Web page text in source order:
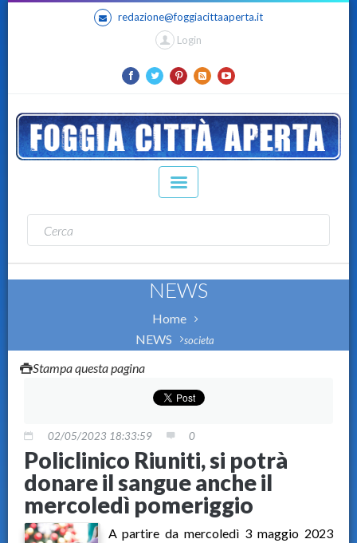
redazione@foggiacittaaperta.it
Login
NEWS
Home
NEWS
societa
Stampa questa pagina
02/05/2023 18:33:59 0
Policlinico Riuniti, si potrà
donare il sangue anche il
mercoledì pomeriggio
A partire da mercoledì 3 maggio 2023